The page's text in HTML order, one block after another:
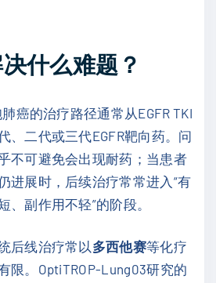
什么难题？
癌的治疗路径通常从EGFR TKI
、二代或三代EGFR靶向药。问
不可避免会出现耐药；当患者
进展时，后续治疗常常进入“有
、副作用不轻”的阶段。
后线治疗常以 多西他赛等化疗
限。OptiTROP-Lung03研究的